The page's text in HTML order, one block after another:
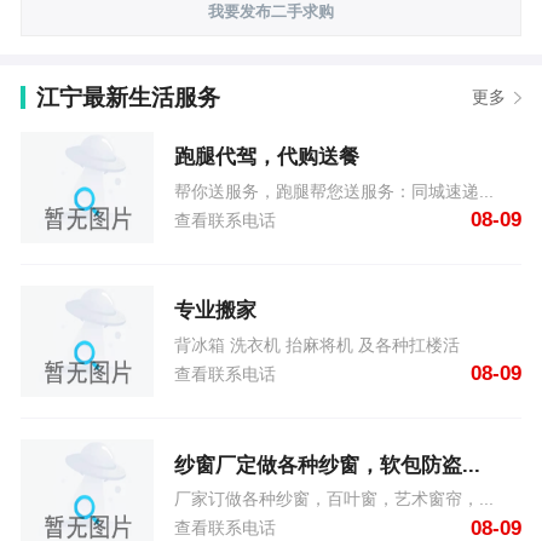
我要发布二手求购
江宁最新生活服务 更多
跑腿代驾，代购送餐
帮你送服务，跑腿帮您送服务：同城速递...
查看联系电话
08-09
专业搬家
背冰箱 洗衣机 抬麻将机 及各种扛楼活
查看联系电话
08-09
纱窗厂定做各种纱窗，软包防盗...
厂家订做各种纱窗，百叶窗，艺术窗帘，...
查看联系电话
08-09